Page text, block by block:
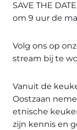
SAVE THE
om 9 uur de
Volg ons op
stream bij te
Vanuit de
Oostzaan
etnische
zijn kennis en